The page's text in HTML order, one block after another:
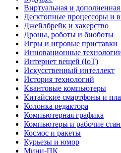
Виртуальная и дополненная
Десктопные процессоры и
Джейлбрейк и хакерство
Дроны, роботы и биоботы
Игры и игровые приставки
Инновационные
Интернет вещей (IoT)
Искусственный интеллект
История технологий
Квантовые компьютеры
Китайские смартфоны и
Колонка редактора
Компьютерная графика
Компьютеры и рабочие
Космос и ракеты
Курьезы и юмор
Мини-ПК